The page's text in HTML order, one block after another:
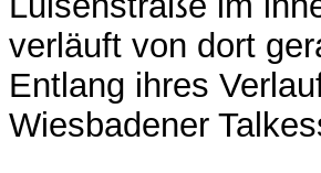
verläuft von dort
Entlang ihres
Wiesbadener